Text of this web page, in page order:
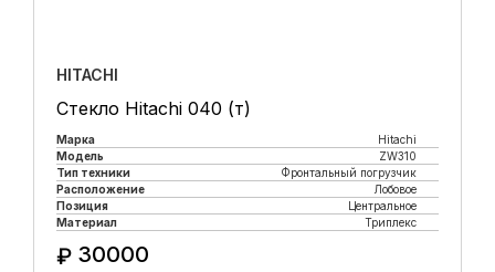
HITACHI
Стекло Hitachi 040 (т)
Марка
Hitachi
Модель
ZW310
Тип техники
Фронтальный погрузчик
Расположение
Лобовое
Позиция
Центральное
Материал
Триплекс
₽ 30000